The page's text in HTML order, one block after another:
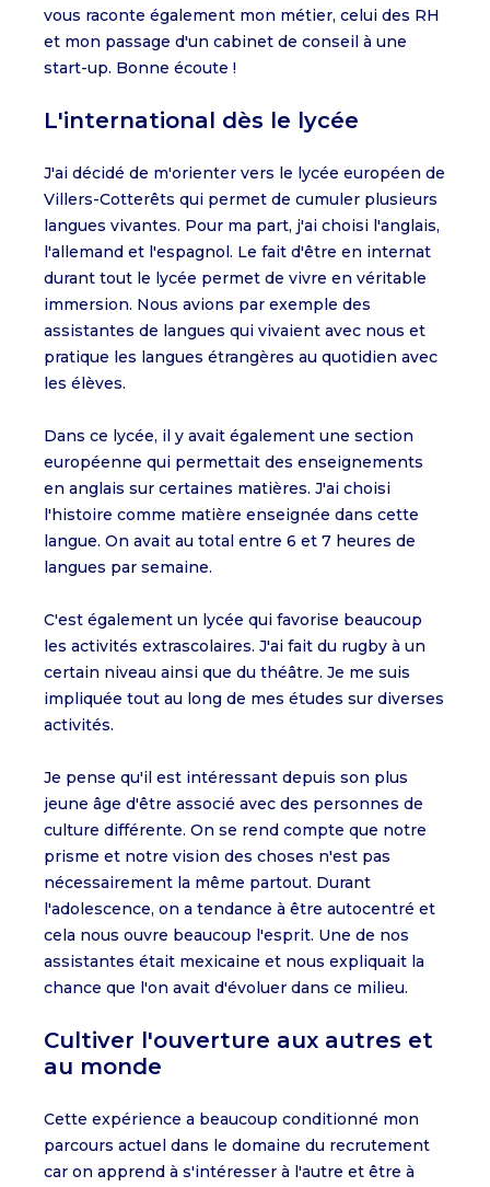
vous raconte également mon métier, celui des RH
et mon passage d'un cabinet de conseil à une
start-up. Bonne écoute !
L'international dès le lycée
J'ai décidé de m'orienter vers le lycée européen de
Villers-Cotterêts qui permet de cumuler plusieurs
langues vivantes. Pour ma part, j'ai choisi l'anglais,
l'allemand et l'espagnol. Le fait d'être en internat
durant tout le lycée permet de vivre en véritable
immersion. Nous avions par exemple des
assistantes de langues qui vivaient avec nous et
pratique les langues étrangères au quotidien avec
les élèves.
Dans ce lycée, il y avait également une section
européenne qui permettait des enseignements
en anglais sur certaines matières. J'ai choisi
l'histoire comme matière enseignée dans cette
langue. On avait au total entre 6 et 7 heures de
langues par semaine.
C'est également un lycée qui favorise beaucoup
les activités extrascolaires. J'ai fait du rugby à un
certain niveau ainsi que du théâtre. Je me suis
impliquée tout au long de mes études sur diverses
activités.
Je pense qu'il est intéressant depuis son plus
jeune âge d'être associé avec des personnes de
culture différente. On se rend compte que notre
prisme et notre vision des choses n'est pas
nécessairement la même partout. Durant
l'adolescence, on a tendance à être autocentré et
cela nous ouvre beaucoup l'esprit. Une de nos
assistantes était mexicaine et nous expliquait la
chance que l'on avait d'évoluer dans ce milieu.
Cultiver l'ouverture aux autres et
au monde
Cette expérience a beaucoup conditionné mon
parcours actuel dans le domaine du recrutement
car on apprend à s'intéresser à l'autre et être à